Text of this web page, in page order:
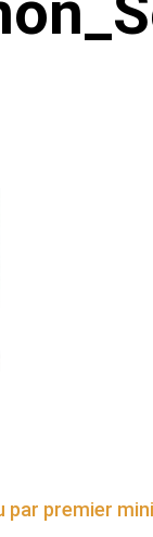
par premier